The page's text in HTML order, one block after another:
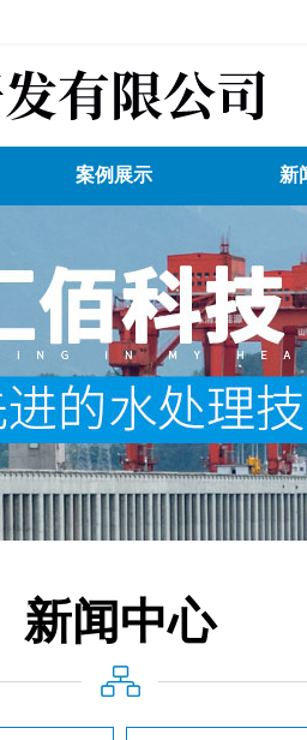
案例展示 新
新闻中心